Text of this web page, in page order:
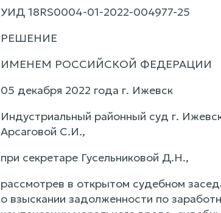
УИД 18RS0004-01-2022-004977-25
РЕШЕНИЕ
ИМЕНЕМ РОССИЙСКОЙ ФЕДЕРАЦИИ
05 декабря 2022 года г. Ижевск
Индустриальный районный суд г.
Арсаговой С.И.,
при секретаре Гусельниковой Д.Н.,
рассмотрев в открытом судебном
о взыскании задолженности по